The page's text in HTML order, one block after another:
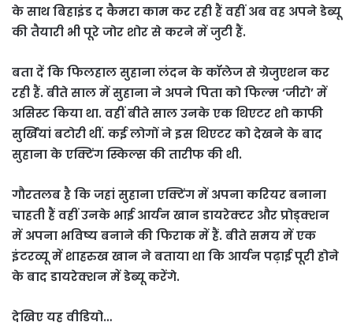
के साथ बिहाइंड द कैमरा काम कर रही हैं वहीं अब वह अपने डेब्यू
की तैयारी भी पूरे जोर शोर से करने में जुटी हैं.
बता दें कि फिलहाल सुहाना लंदन के कॉलेज से ग्रेजुएशन कर
रही हैं. बीते साल में सुहाना ने अपने पिता को फिल्म ‘जीरो’ में
असिस्ट किया था. वहीं बीते साल उनके एक थिएटर शो काफी
सुर्खियां बटोरी थीं. कई लोगों ने इस थिएटर को देखने के बाद
सुहाना के एक्टिंग स्किल्स की तारीफ की थी.
गौरतलब है कि जहां सुहाना एक्टिंग में अपना करियर बनाना
चाहती हैं वहीं उनके भाई आर्यन खान डायरेक्टर और प्रोड्क्शन
में अपना भविष्य बनाने की फिराक में हैं. बीते समय में एक
इंटरव्यू में शाहरुख खान ने बताया था कि आर्यन पढ़ाई पूरी होने
के बाद डायरेक्शन में डेब्यू करेंगे.
देखिए यह वीडियो…